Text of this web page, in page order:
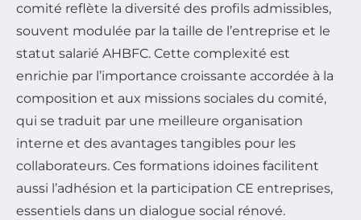
comité reflète la diversité des profils admissibles,
souvent modulée par la taille de l’entreprise et le
statut salarié AHBFC. Cette complexité est
enrichie par l’importance croissante accordée à la
composition et aux missions sociales du comité,
qui se traduit par une meilleure organisation
interne et des avantages tangibles pour les
collaborateurs. Ces formations idoines facilitent
aussi l’adhésion et la participation CE entreprises,
essentiels dans un dialogue social rénové.